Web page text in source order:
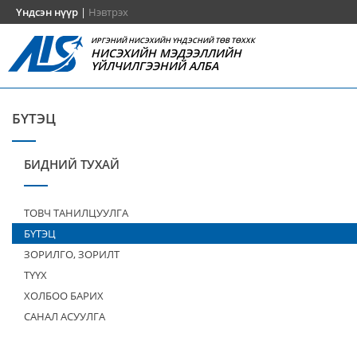
Үндсэн нүүр | Нэвтрэх
ИРГЭНИЙ НИСЭХИЙН ҮНДЭСНИЙ ТӨВ ТӨХХК
НИСЭХИЙН МЭДЭЭЛЛИЙН
ҮЙЛЧИЛГЭЭНИЙ АЛБА
БҮТЭЦ
БИДНИЙ ТУХАЙ
ТОВЧ ТАНИЛЦУУЛГА
БҮТЭЦ
ЗОРИЛГО, ЗОРИЛТ
ТҮҮХ
ХОЛБОО БАРИХ
САНАЛ АСУУЛГА